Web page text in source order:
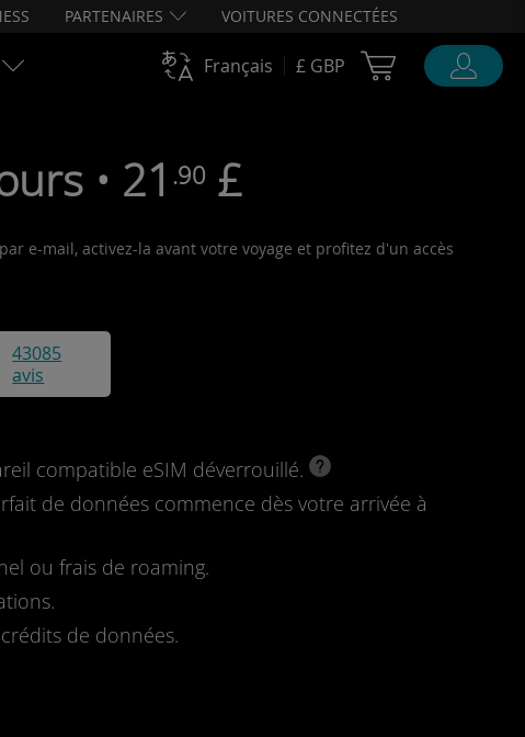
PARTENAIRES VOITURES CONNECTÉES
Français £ GBP Cart Ubigi
• 21 .90 £
e-mail, activez-la avant votre voyage et profitez d'un accès
43085
avis
compatible eSIM déverrouillé.
de données commence dès votre arrivée à
ou frais de roaming.
de données.